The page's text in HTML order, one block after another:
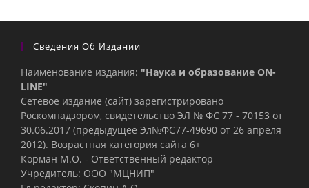
Сведения Об Издании
Наименование издания: "Наука и образование ON-
LINE"
Сетевое издание (сайт) зарегистрировано
Роскомнадзором, свидетельство ЭЛ № ФС 77 - 70153 от
30.06.2017 (предыдущее Эл№ФC77-49690 от 26 апреля
2012). Возрастная категория сайта 6+
Корман М.О. - Ответственный редактор
Учредитель: ООО "МЦНИП"